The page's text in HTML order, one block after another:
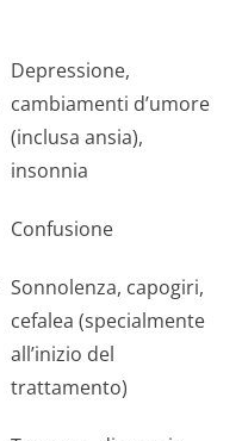
Depressione,
cambiamenti d’umore
(inclusa ansia),
insonnia
Confusione
Sonnolenza, capogiri,
cefalea (specialmente
all’inizio del
trattamento)